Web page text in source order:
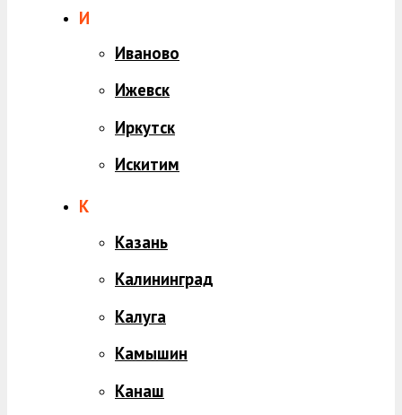
И
Иваново
Ижевск
Иркутск
Искитим
К
Казань
Калининград
Калуга
Камышин
Канаш